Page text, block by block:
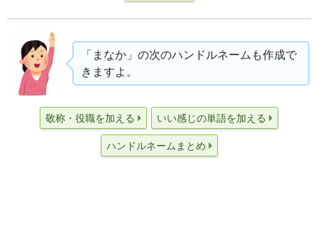
「まなか」の次のハンドルネームも作成で
きますよ。
敬称・役職を加える いい感じの単語を加える
ハンドルネームまとめ